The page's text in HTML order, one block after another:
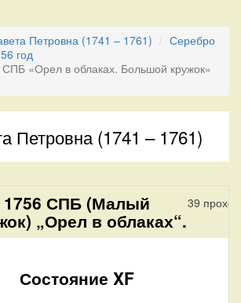
Петровна (1741 – 1761)
Серебро
год
СПБ «Орел в облаках. Большой кружок»
Петровна (1741 – 1761)
39
1756 СПБ (Малый
„Орел в облаках“.
Состояние XF